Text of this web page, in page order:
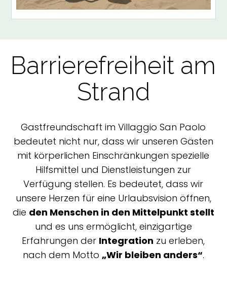
Barrierefreiheit am
Strand
Gastfreundschaft im Villaggio San Paolo
bedeutet nicht nur, dass wir unseren Gästen
mit körperlichen Einschränkungen spezielle
Hilfsmittel und Dienstleistungen zur
Verfügung stellen. Es bedeutet, dass wir
unsere Herzen für eine Urlaubsvision öffnen,
die den Menschen in den Mittelpunkt stellt
und es uns ermöglicht, einzigartige
Erfahrungen der Integration zu erleben,
nach dem Motto „Wir bleiben anders“.